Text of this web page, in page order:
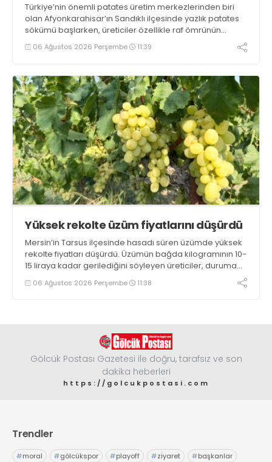
Türkiye’nin önemli patates üretim merkezlerinden biri
olan Afyonkarahisar’ın Sandıklı ilçesinde yazlık patates
sökümü başlarken, üreticiler özellikle raf ömrünün
yaklaşık 2 ay olması ve rengi bakımından tüketimde
Sandıklı patatesinin daha fazla tercih edildiğini belirtti
06 Ağustos 2026 Perşembe 11:39
Yüksek rekolte üzüm fiyatlarını düşürdü
Mersin’in Tarsus ilçesinde hasadı süren üzümde yüksek
rekolte fiyatları düşürdü. Üzümün bağda kilogramının 10-
15 liraya kadar gerilediğini söyleyen üreticiler, duruma
tepki gösterdi
06 Ağustos 2026 Perşembe 11:38
Gölcük Postası Gazetesi ile doğru, tarafsız ve son
dakika heberleri
https://golcukpostasi.com
Trendler
#moral #gölcükspor #playoff #ziyaret #başkanlar